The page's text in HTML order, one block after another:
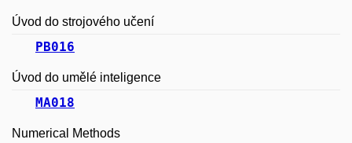
Úvod do strojového učení
PB016
Úvod do umělé inteligence
MA018
Numerical Methods